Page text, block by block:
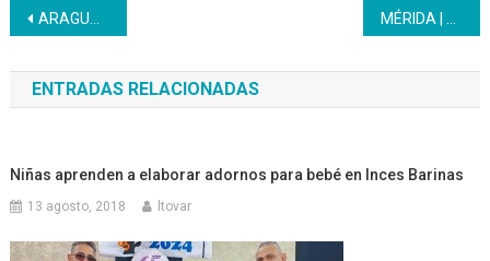
Navegación
de
entradas
ARAGUA | La intervención de las mujeres en el ámbito político es un tesoro de independencia que no debe pasarse por alto
ENTRADAS RELACIONADAS
Niñas aprenden a elaborar adornos para bebé en Inces Barinas
13 agosto, 2018 ltovar